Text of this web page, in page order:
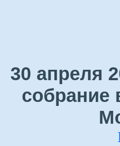
30 апреля
собрание